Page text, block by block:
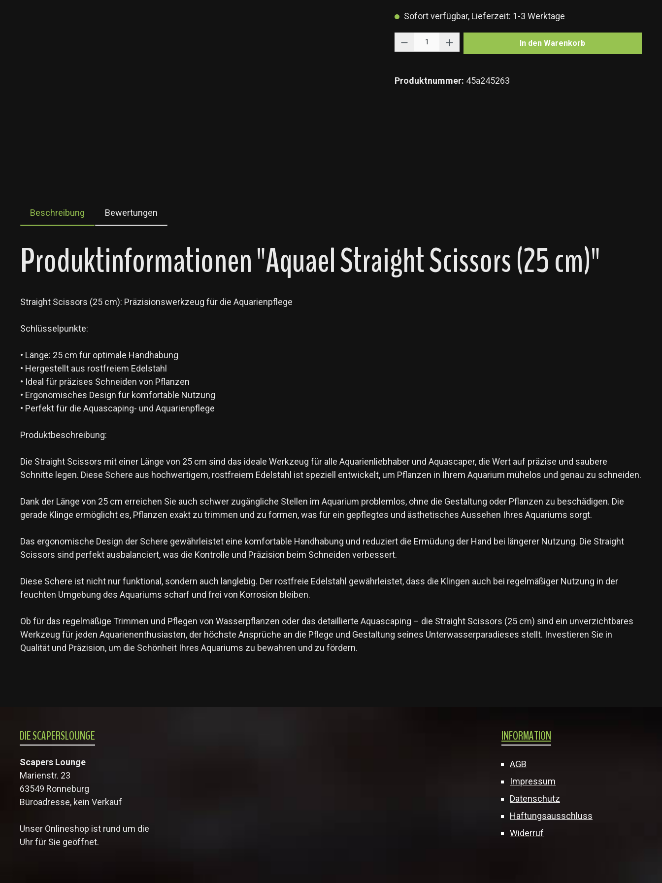
Sofort verfügbar, Lieferzeit: 1-3 Werktage
In den Warenkorb
Produktnummer: 45a245263
Beschreibung Bewertungen
Produktinformationen "Aquael Straight Scissors (25 cm)"
Straight Scissors (25 cm): Präzisionswerkzeug für die Aquarienpflege
Schlüsselpunkte:
• Länge: 25 cm für optimale Handhabung
• Hergestellt aus rostfreiem Edelstahl
• Ideal für präzises Schneiden von Pflanzen
• Ergonomisches Design für komfortable Nutzung
• Perfekt für die Aquascaping- und Aquarienpflege
Produktbeschreibung:
Die Straight Scissors mit einer Länge von 25 cm sind das ideale Werkzeug für alle Aquarienliebhaber und Aquascaper, die Wert auf präzise und saubere
Schnitte legen. Diese Schere aus hochwertigem, rostfreiem Edelstahl ist speziell entwickelt, um Pflanzen in Ihrem Aquarium mühelos und genau zu schneiden.
Dank der Länge von 25 cm erreichen Sie auch schwer zugängliche Stellen im Aquarium problemlos, ohne die Gestaltung oder Pflanzen zu beschädigen. Die
gerade Klinge ermöglicht es, Pflanzen exakt zu trimmen und zu formen, was für ein gepflegtes und ästhetisches Aussehen Ihres Aquariums sorgt.
Das ergonomische Design der Schere gewährleistet eine komfortable Handhabung und reduziert die Ermüdung der Hand bei längerer Nutzung. Die Straight
Scissors sind perfekt ausbalanciert, was die Kontrolle und Präzision beim Schneiden verbessert.
Diese Schere ist nicht nur funktional, sondern auch langlebig. Der rostfreie Edelstahl gewährleistet, dass die Klingen auch bei regelmäßiger Nutzung in der
feuchten Umgebung des Aquariums scharf und frei von Korrosion bleiben.
Ob für das regelmäßige Trimmen und Pflegen von Wasserpflanzen oder das detaillierte Aquascaping – die Straight Scissors (25 cm) sind ein unverzichtbares
Werkzeug für jeden Aquarienenthusiasten, der höchste Ansprüche an die Pflege und Gestaltung seines Unterwasserparadieses stellt. Investieren Sie in
Qualität und Präzision, um die Schönheit Ihres Aquariums zu bewahren und zu fördern.
DIE SCAPERSLOUNGE
Scapers Lounge
Marienstr. 23
63549 Ronneburg
Büroadresse, kein Verkauf
Unser Onlineshop ist rund um die
Uhr für Sie geöffnet.
INFORMATION
AGB
Impressum
Datenschutz
Haftungsausschluss
Widerruf